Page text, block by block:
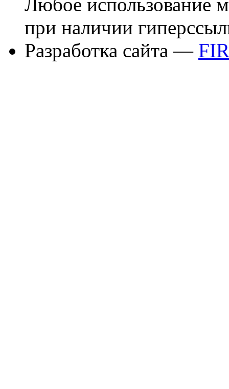
Любое использование
при наличии
Разработка сайта —